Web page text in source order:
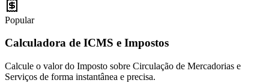
Popular
Calculadora de ICMS e Impostos
Calcule o valor do Imposto sobre Circulação de Mercadorias e
Serviços de forma instantânea e precisa.